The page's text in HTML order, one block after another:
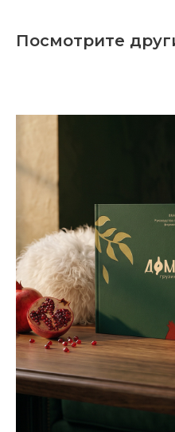
Посмотрите